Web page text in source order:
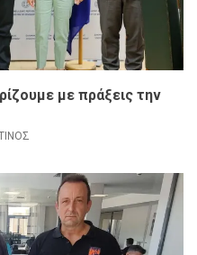
με πράξεις την